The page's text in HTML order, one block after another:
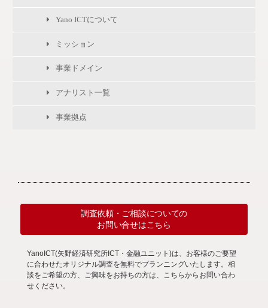
Yano ICTについて
ミッション
事業ドメイン
アナリスト一覧
事業拠点
調査依頼・ご相談についての
お問い合せはこちら
YanoICT(矢野経済研究所ICT・金融ユニット)は、お客様のご要望
に合わせたオリジナル調査を無料でプランニングいたします。相
談をご希望の方、ご興味をお持ちの方は、こちらからお問い合わ
せください。